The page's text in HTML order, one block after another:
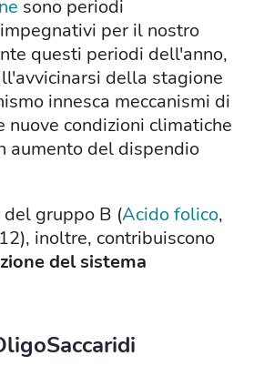
sono periodi
per il nostro
questi periodi dell'anno,
della stagione
innesca meccanismi di
condizioni climatiche
aumento del dispendio
gruppo B (Acido folico,
inoltre, contribuiscono
del sistema